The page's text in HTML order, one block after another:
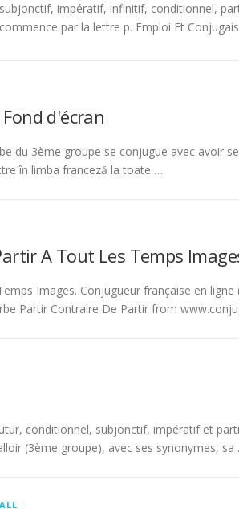
subjonctif, impératif, infinitif, conditionnel,
commence par la lettre p. Emploi Et
d'écran
du 3ème groupe se conjugue avec avoir
în limba franceză la toate …
A Tout Les Temps
Images. Conjugueur française en
Partir Contraire De Partir from
conditionnel, subjonctif, impératif et
(3ème groupe), avec ses synonymes, sa
ALL